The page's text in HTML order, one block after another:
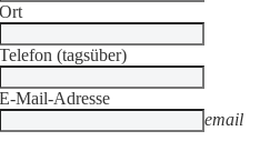
Ort
Telefon (tagsüber)
E-Mail-Adresse
email